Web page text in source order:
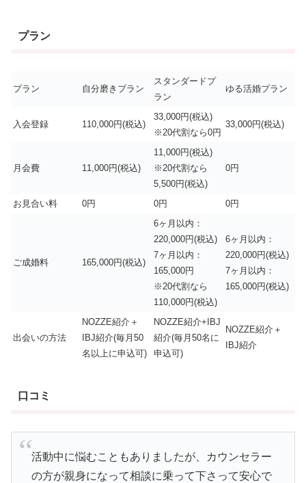
プラン
プラン 自分磨きプラン
スタンダードプ
ラン
ゆる活婚プラン
入会登録 110,000円(税込)
33,000円(税込)
※20代割なら0円
33,000円(税込)
月会費 11,000円(税込)
11,000円(税込)
※20代割なら
5,500円(税込)
0円
お見合い料 0円 0円 0円
ご成婚料 165,000円(税込)
6ヶ月以内：
220,000円(税込)
7ヶ月以内：
165,000円
※20代割なら
110,000円(税込)
6ヶ月以内：
220,000円(税込)
7ヶ月以内：
165,000円(税込)
出会いの方法
NOZZE紹介＋
IBJ紹介(毎月50
名以上に申込可)
NOZZE紹介+IBJ
紹介(毎月50名に
申込可)
NOZZE紹介＋
IBJ紹介
口コミ
活動中に悩むこともありましたが、カウンセラー
の方が親身になって相談に乗って下さって安心で